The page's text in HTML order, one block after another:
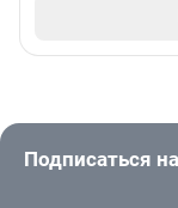
Подписаться